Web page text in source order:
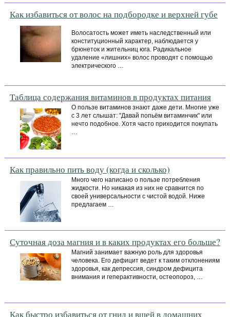
Как избавиться от волос на подбородке и верхней губе
Волосатость может иметь наследственный или
конституционный характер, наблюдается у
брюнеток и жительниц юга. Радикальное
удаление «лишних» волос проводят с помощью
электрического …
Таблица содержания витаминов в продуктах питания
О пользе витаминов знают даже дети. Многие уже
с 3 лет слышат: "Давай попьём витаминчик" или
нечто подобное. Хотя часто приходится покупать
Как правильно пить воду (когда и сколько)
Много чего написано о пользе потребления
жидкости. Но никакая из них не сравнится по
своей универсальности с чистой водой. Ниже
предлагаем …
Суточная доза магния и в каких продуктах его больше?
Магний занимает важную роль для здоровья
человека. Его дефицит ведет к таким отклонениям
здоровья, как депрессия, синдром дефицита
внимания и геперактивности, остеопороз, …
Как быстро избавиться от гнид и вшей в домашних